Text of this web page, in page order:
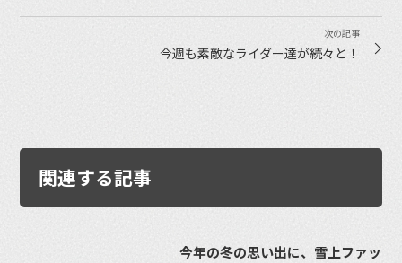
今週も素敵なライダー達が続々と！
関連する記事
今年の冬の思い出に、雪上ファッ